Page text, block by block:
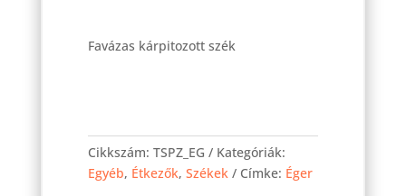
Favázas kárpitozott szék
szék
Éger
mennyiség
Cikkszám: TSPZ_EG
Kategóriák:
Egyéb, Étkezők, Székek Címke: Éger